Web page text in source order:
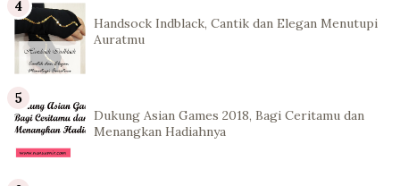
Handsock Indblack, Cantik dan Elegan Menutupi
Auratmu
Dukung Asian Games 2018, Bagi Ceritamu dan
Menangkan Hadiahnya